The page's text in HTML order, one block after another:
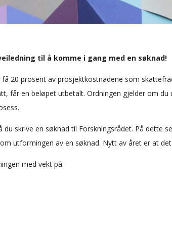
til å komme i gang med en søknad!
20 prosent av prosjektkostnadene som
får en beløpet utbetalt. Ordningen gjelder om
skrive en søknad til Forskningsrådet. På dette
utformingen av en søknad. Nytt av året er at
med vekt på: